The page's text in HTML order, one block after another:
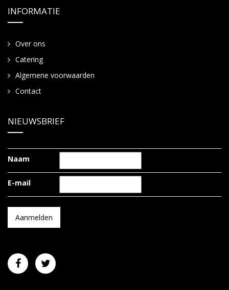
INFORMATIE
Over ons
Catering
Algemene voorwaarden
Contact
NIEUWSBRIEF
Naam
E-mail